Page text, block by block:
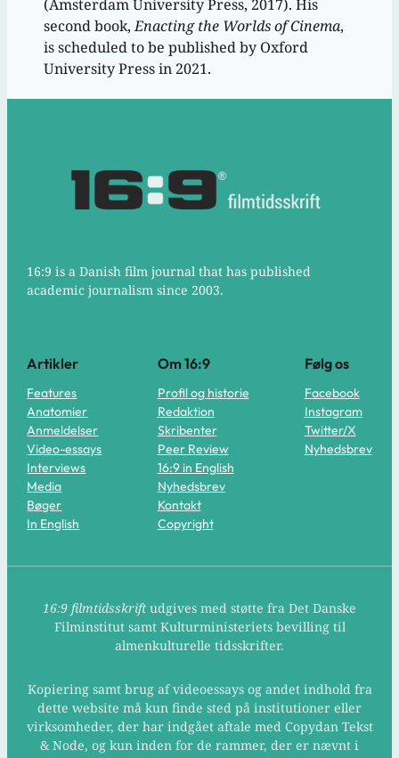
(Amsterdam University Press, 2017). His
second book,Enacting the Worlds of Cinema,
is scheduled to be published by Oxford
University Press in 2021.
16:9 is a Danish film journal that has published
academic journalism since 2003.
Artikler
Features
Anatomier
Anmeldelser
Video-essays
Interviews
Media
Bøger
In English
Om 16:9
Profil og historie
Redaktion
Skribenter
Peer Review
16:9 in English
Nyhedsbrev
Kontakt
Copyright
Følg os
Facebook
Instagram
Twitter/X
Nyhedsbrev
16:9 filmtidsskrift udgives med støtte fra Det Danske
Filminstitut samt Kulturministeriets bevilling til
almenkulturelle tidsskrifter.
Kopiering samt brug af videoessays og andet indhold fra
dette website må kun finde sted på institutioner eller
virksomheder, der har indgået aftale med Copydan Tekst
& Node, og kun inden for de rammer, der er nævnt i